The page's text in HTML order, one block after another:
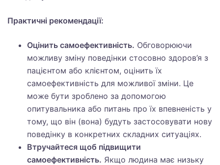
Практичні рекомендації:
Оцінить самоефективність. Обговорюючи
можливу зміну поведінки стосовно здоров’я з
пацієнтом або клієнтом, оцінить їх
самоефективність для можливої зміни. Це
може бути зроблено за допомогою
опитувальника або питань про їх впевненість у
тому, що він (вона) будуть застосовувати нову
поведінку в конкретних складних ситуаціях.
Втручайтеся щоб підвищити
самоефективність. Якщо людина має низьку